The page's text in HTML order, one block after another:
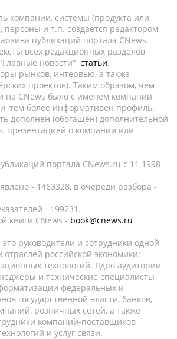
компании, системы (продукта или
персоны и т.п. создается редактором
публикаций портала CNews.
всех редакционных разделов
новости", статьи,
рынков, интервью, а также
проектов). Таким образом, чем
на CNews было с именем компании
тем более информативен профиль.
дополнен (обогащен) дополнительной
презентацией о компании или
портала CNews.ru c 11.1998
- 1463328, в очереди разбора -
- 199231.
книги CNews - book@cnews.ru
руководители и сотрудники одной
российской экономики:
технологий. Ядро аудитории
и технические специалисты
федеральных и
государственной власти, банков,
розничных сетей, а также
компаний-поставщиков
и услуг связи.